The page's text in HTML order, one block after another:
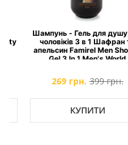
Шампунь - Гель для душу для
чоловіків 3 в 1 Шафран та
апельсин Famirel Men Shower
Gel 3 In 1 Men's World
269 грн. 399 грн.
КУПИТИ